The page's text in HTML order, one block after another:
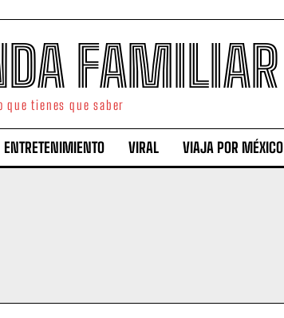
FAMILIAR
que tienes que saber
ENTRETENIMIENTO VIRAL VIAJA POR MÉXICO